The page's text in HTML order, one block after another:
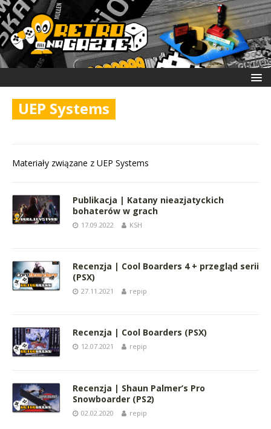
UEP Systems
Materiały związane z UEP Systems
Publikacja | Katany nieazjatyckich
bohaterów w grach
17.09.2022 KSH
Recenzja | Cool Boarders 4 + przegląd serii
(PSX)
27.11.2021 repip
Recenzja | Cool Boarders (PSX)
12.07.2021 repip
Recenzja | Shaun Palmer’s Pro
Snowboarder (PS2)
02.02.2020 repip